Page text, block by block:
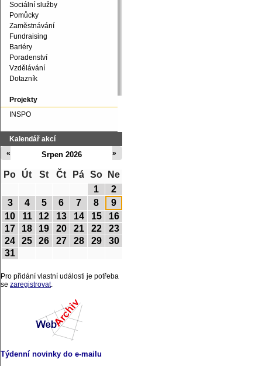
Sociální služby
Pomůcky
Zaměstnávání
Fundraising
Bariéry
Poradenství
Vzdělávání
Dotazník
Projekty
INSPO
Kalendář akcí
Srpen 2026
« »
Po Út St Čt Pá So
Ne
1
2
3
4 5 6 7 8
9
10
11 12 13 14 15
16
17
18 19 20 21 22
23
24
25 26 27 28 29
30
31
Pro přidání vlastní události je potřeba
se zaregistrovat.
Týdenní novinky do e-mailu